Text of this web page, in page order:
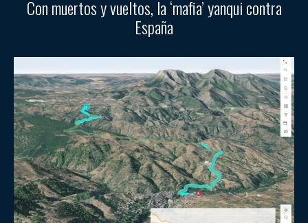
Con muertos y vueltos, la ‘mafia’ yanqui contra
España